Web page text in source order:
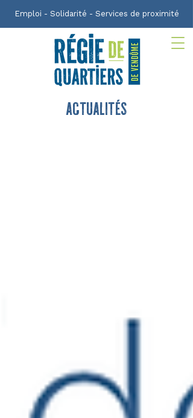
Emploi - Solidarité - Services de proximité
actualités